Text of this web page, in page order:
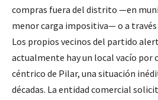
compras fuera del distrito —en
menor carga impositiva— o a través
Los propios vecinos del partido
actualmente hay un local vacío por
céntrico de Pilar, una situación
décadas. La entidad comercial